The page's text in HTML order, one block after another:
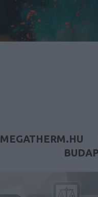
MEGATHERM.HU